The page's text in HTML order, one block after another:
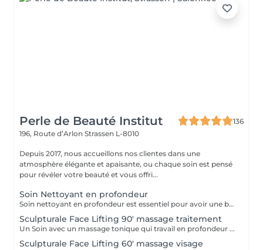
Perle de Beauté Institut
136
196, Route d’Arlon Strassen L-8010
Depuis 2017, nous accueillons nos clientes dans une
atmosphère élégante et apaisante, ou chaque soin est pensé
pour révéler votre beauté et vous offri...
Soin Nettoyant en profondeur
Soin nettoyant en profondeur est essentiel pour avoir une belle peau. Effets: - Améliore la capacité de balance et de régulation de la peau (hydratatiin, sebum) - Augmente l'oxygénation de la peau et les échanges cellulaire - Entretien la régénération cellulaire - Sensation de fraicheur RESULTAT: La peau est frache, nette et éclatant
Sculpturale Face Lifting 90' massage traitement
Un Soin avec un massage tonique qui travail en profondeur les muscles de votre visage en interne et en externe. RESULTATS: - Rajeunissement naturel sans injections - Amélioration du tonus musculaire (fitness passif du visage) - Action drainage, detoxication - Enrichissement en oxygène - Amélioration de la microcirculation - Disparition de double menton - La peau devient plus lisse et plus élastique
Sculpturale Face Lifting 60' massage visage